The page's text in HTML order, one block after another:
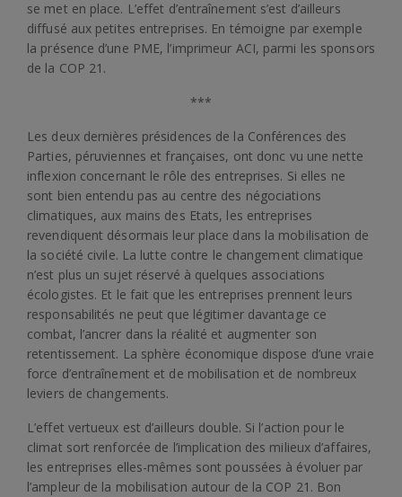
se met en place. L’effet d’entraînement s’est d’ailleurs
diffusé aux petites entreprises. En témoigne par exemple
la présence d’une PME, l’imprimeur ACI, parmi les sponsors
de la COP 21.
***
Les deux dernières présidences de la Conférences des
Parties, péruviennes et françaises, ont donc vu une nette
inflexion concernant le rôle des entreprises. Si elles ne
sont bien entendu pas au centre des négociations
climatiques, aux mains des Etats, les entreprises
revendiquent désormais leur place dans la mobilisation de
la société civile. La lutte contre le changement climatique
n’est plus un sujet réservé à quelques associations
écologistes. Et le fait que les entreprises prennent leurs
responsabilités ne peut que légitimer davantage ce
combat, l’ancrer dans la réalité et augmenter son
retentissement. La sphère économique dispose d’une vraie
force d’entraînement et de mobilisation et de nombreux
leviers de changements.
L’effet vertueux est d’ailleurs double. Si l’action pour le
climat sort renforcée de l’implication des milieux d’affaires,
les entreprises elles-mêmes sont poussées à évoluer par
l’ampleur de la mobilisation autour de la COP 21. Bon